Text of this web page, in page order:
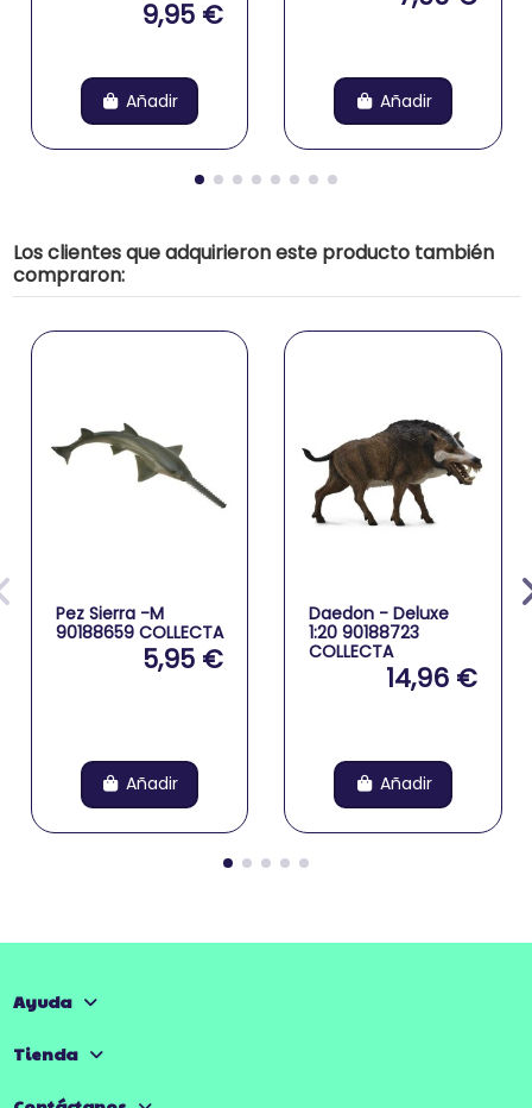
9,95 €
Añadir Añadir
Los clientes que adquirieron este producto también
compraron:
Pez Sierra -M
90188659 COLLECTA
5,95 €
Añadir
Daedon - Deluxe
1:20 90188723
COLLECTA
14,96 €
Añadir
Ayuda
Tienda